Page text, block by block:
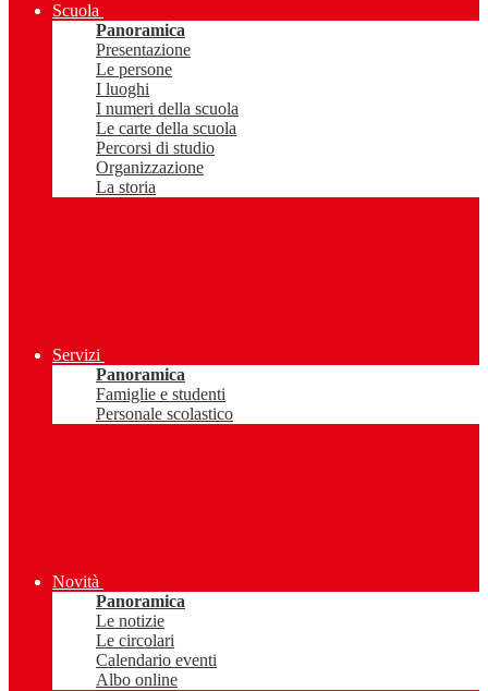
Scuola
Panoramica
Presentazione
Le persone
I luoghi
I numeri della scuola
Le carte della scuola
Percorsi di studio
Organizzazione
La storia
Servizi
Panoramica
Famiglie e studenti
Personale scolastico
Novità
Panoramica
Le notizie
Le circolari
Calendario eventi
Albo online